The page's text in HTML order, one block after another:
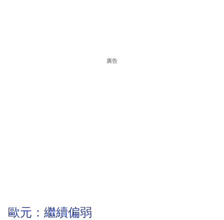
廣告
歐元：繼續偏弱